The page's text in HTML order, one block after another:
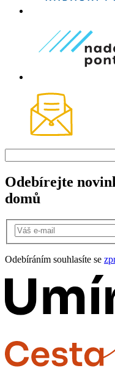
Odebírejte
domů
Odebíráním souhlasíte se